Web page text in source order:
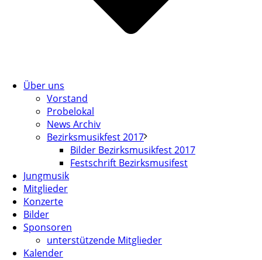
Über uns
Vorstand
Probelokal
News Archiv
Bezirksmusikfest 2017
Bilder Bezirksmusikfest 2017
Festschrift Bezirksmusifest
Jungmusik
Mitglieder
Konzerte
Bilder
Sponsoren
unterstützende Mitglieder
Kalender